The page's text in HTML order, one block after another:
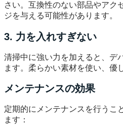
さい。互換性のない部品やアク
ジを与える可能性があります。
3. 力を入れすぎない
清掃中に強い力を加えると、デ
ます。柔らかい素材を使い、優
メンテナンスの効果
定期的にメンテナンスを行うこ
ます：